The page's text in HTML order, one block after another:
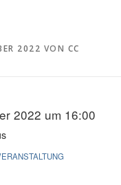
2022 VON CC
2022 um 16:00